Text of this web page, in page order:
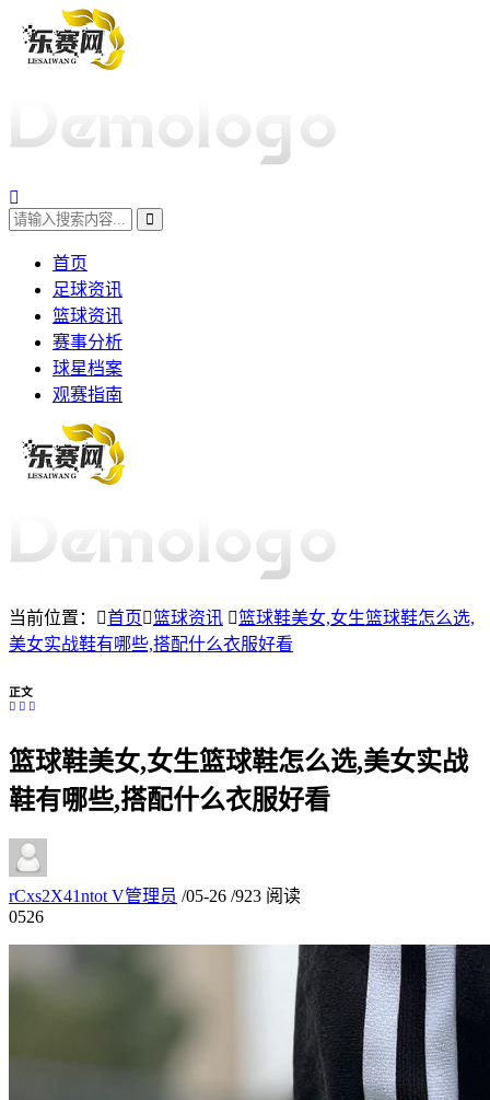
首页
足球资讯
篮球资讯
赛事分析
球星档案
观赛指南
当前位置： 首页 篮球资讯
篮球鞋美女,女生篮球鞋怎么选,
美女实战鞋有哪些,搭配什么衣服好看
正文
篮球鞋美女,女生篮球鞋怎么选,美女实战
鞋有哪些,搭配什么衣服好看
rCxs2X41ntot V管理员 /05-26 /923 阅读
0526